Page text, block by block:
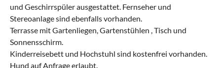
und Geschirrspüler ausgestattet. Fernseher und
Stereoanlage sind ebenfalls vorhanden.
Terrasse mit Gartenliegen, Gartenstühlen , Tisch und
Sonnensschirm.
Kinderreisebett und Hochstuhl sind kostenfrei vorhanden.
Hund auf Anfrage erlaubt.